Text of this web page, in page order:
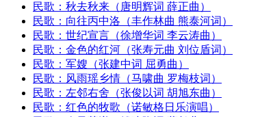
民歌：秋去秋来（唐明辉词 薛正曲）
民歌：向往丙中洛（丰作林曲 熊泰河词）
民歌：世纪宣言（徐增华词 李云涛曲）
民歌：金色的红河（张寿元曲 刘位盾词）
民歌：军嫂（张建中词 屈勇曲）
民歌：风雨瑶乡情（马啸曲 罗梅枝词）
民歌：左邻右舍（张俊以词 胡旭东曲）
民歌：红色的牧歌（诺敏格日乐演唱）